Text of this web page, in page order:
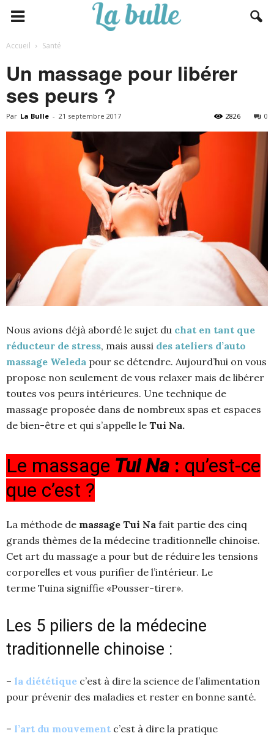
Accueil Santé
Un massage pour libérer
ses peurs ?
Par La Bulle - 21 septembre 2017 0
2826
Nous avions déjà abordé le sujet du chat en tant que
réducteur de stress, mais aussi des ateliers d’auto
massage Weleda pour se détendre. Aujourd’hui on vous
propose non seulement de vous relaxer mais de libérer
toutes vos peurs intérieures. Une technique de
massage proposée dans de nombreux spas et espaces
de bien-être et qui s’appelle le Tui Na.
Le massage Tui Na : qu’est-ce
que c’est ?
La méthode de massage Tui Na fait partie des cinq
grands thèmes de la médecine traditionnelle chinoise.
Cet art du massage a pour but de réduire les tensions
corporelles et vous purifier de l’intérieur. Le
terme Tuina signiffie «Pousser-tirer».
Les 5 piliers de la médecine
traditionnelle chinoise :
– la diététique c’est à dire la science de l’alimentation
pour prévenir des maladies et rester en bonne santé.
– l’art du mouvement c’est à dire la pratique